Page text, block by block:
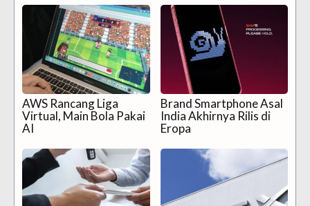
AWS Rancang Liga
Virtual, Main Bola Pakai
AI
Brand Smartphone Asal
India Akhirnya Rilis di
Eropa